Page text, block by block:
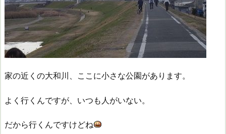
家の近くの大和川、ここに小さな公園があります。
よく行くんですが、いつも人がいない。
だから行くんですけどね